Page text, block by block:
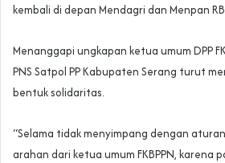
kembali di depan Mendagri dan Menpan
Menanggapi ungkapan ketua umum DPP
PNS Satpol PP Kabupaten Serang turut
bentuk solidaritas.
“Selama tidak menyimpang dengan
arahan dari ketua umum FKBPPN, karena